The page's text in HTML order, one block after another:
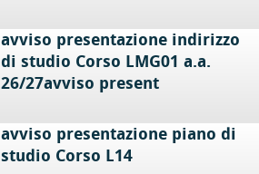
avviso presentazione indirizzo
di studio Corso LMG01 a.a.
26/27avviso present
avviso presentazione piano di
studio Corso L14